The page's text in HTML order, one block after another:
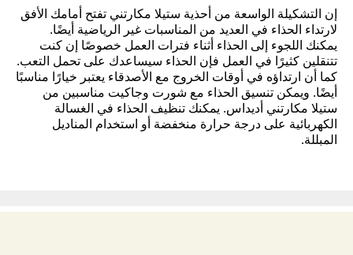
إن التشكيلة الواسعة من أحذية ستيلا مكارتني تفتح أمامك الأفق
لارتداء الحذاء في العديد من المناسبات غير الرياضية أيضًا.
يمكنك اللجوء إلى الحذاء أثناء فترات العمل خصوصًا إن كنت
تتنقلين كثيرًا في العمل فإن الحذاء سيساعدك على تحمل التعب.
كما أن ارتداؤه في أوقات الخروج مع الأصدقاء يعتبر خيارًا مناسبًا
أيضًا. ويمكن تنسيق الحذاء مع شورت وجاكيت مناسبين من
ستيلا مكارتني أديداس. يمكنك تنظيف الحذاء في الغسالة
الكهربائية على درجة حرارة منخفضة أو استخدام المناديل
المبللة.